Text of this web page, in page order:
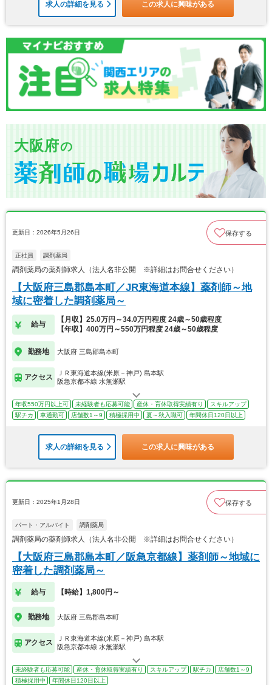
求人の詳細を見る この求人に興味がある
大阪府の
更新日：2026年5月26日 保存する
正社員 調剤薬局
調剤薬局の薬剤師求人（法人名非公開 ※詳細はお問合せください）
【大阪府三島郡島本町／JR東海道本線】薬剤師～地
域に密着した調剤薬局～
給与
【月収】25.0万円～34.0万円程度 24歳～50歳程度
【年収】400万円～550万円程度 24歳～50歳程度
勤務地 大阪府 三島郡島本町
アクセス
ＪＲ東海道本線(米原－神戸) 島本駅
阪急京都本線 水無瀬駅
年収550万円以上可 未経験者も応募可能 産休・育休取得実績有り
スキルアップ
駅チカ
車通勤可 店舗数1～9 積極採用中 夏～秋入職可 年間休日120日以上
求人の詳細を見る この求人に興味がある
更新日：2025年1月28日 保存する
パート・アルバイト 調剤薬局
調剤薬局の薬剤師求人（法人名非公開 ※詳細はお問合せください）
【大阪府三島郡島本町／阪急京都線】薬剤師～地域に
密着した調剤薬局～
給与 【時給】1,800円～
勤務地 大阪府 三島郡島本町
アクセス
ＪＲ東海道本線(米原－神戸) 島本駅
阪急京都本線 水無瀬駅
未経験者も応募可能 産休・育休取得実績有り スキルアップ 駅チカ
店舗数1～9
積極採用中
年間休日120日以上